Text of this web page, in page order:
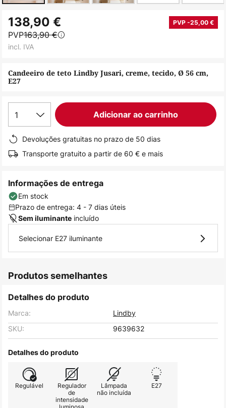
para
início
Galeria
de
imagens
Candeeiro de teto Lindby Jusari, creme, tecido, Ø 56 cm,
E27
138,90 € PVP -25,00 €
PVP163,90 €
incl. IVA
1 Adicionar ao carrinho
Devoluções gratuitas no prazo de 50 dias
Transporte gratuito a partir de 60 € e mais
Informações de entrega
Em stock
Prazo de entrega: 4 - 7 dias úteis
Sem iluminante incluído
Selecionar E27 iluminante
Produtos semelhantes
Detalhes do produto
Marca:
Lindby
SKU:
9639632
Detalhes do produto
Regulável
Regulador
de
intensidade
Lâmpada
não incluída
E27